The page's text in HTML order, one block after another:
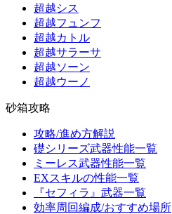
超越シス
超越フュンフ
超越カトル
超越サラーサ
超越ソーン
超越ウーノ
砂箱攻略
攻略/進め方解説
礎シリーズ武器性能一覧
ミーレス武器性能一覧
EXスキルの性能一覧
『セフィラ』武器一覧
効率周回編成/おすすめ場所